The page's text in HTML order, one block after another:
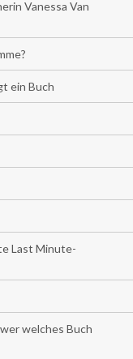
Vanessa Van
ein Buch
Last Minute-
welches Buch